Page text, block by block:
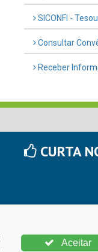
SICONFI -
Consultar
Receber
CURTA
Aceitar